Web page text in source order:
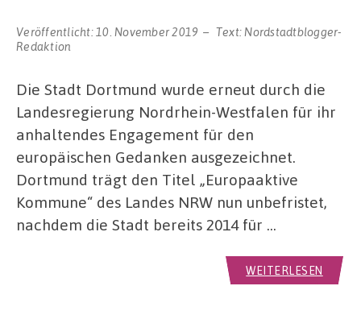
Veröffentlicht: 10. November 2019 Text: Nordstadtblogger-
Redaktion
Die Stadt Dortmund wurde erneut durch die
Landesregierung Nordrhein-Westfalen für ihr
anhaltendes Engagement für den
europäischen Gedanken ausgezeichnet.
Dortmund trägt den Titel „Europaaktive
Kommune“ des Landes NRW nun unbefristet,
nachdem die Stadt bereits 2014 für …
WEITERLESEN